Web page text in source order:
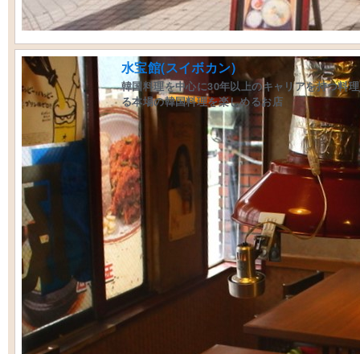
水宝館(スイボカン)
韓国料理を中心に30年以上のキャリアを持つ料
る本場の韓国料理を楽しめるお店